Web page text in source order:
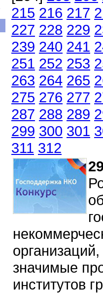
215 216 217
227 228 229
239 240 241
251 252 253
263 264 265
275 276 277
287 288 289
299 300 301
311 312
значимые
институтов